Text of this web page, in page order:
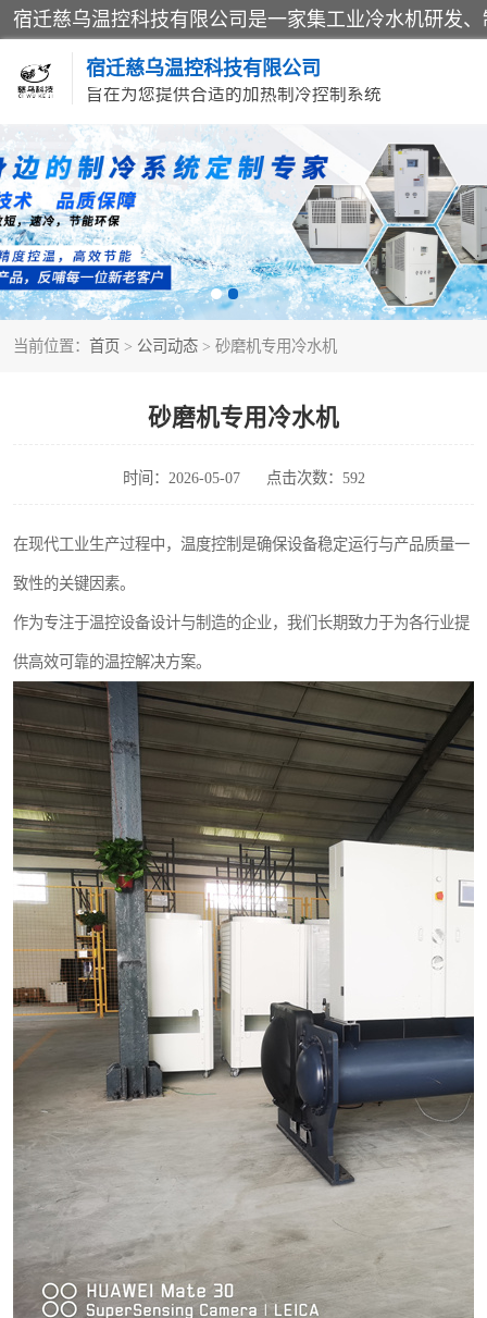
宿迁慈乌温控科技有限公司
旨在为您提供合适的加热制冷控制系统
当前位置： 首页 > 公司动态 > 砂磨机专用冷水机
砂磨机专用冷水机
时间：2026-05-07 点击次数：592
在现代工业生产过程中，温度控制是确保设备稳定运行与产品质量一
致性的关键因素。
作为专注于温控设备设计与制造的企业，我们长期致力于为各行业提
供高效可靠的温控解决方案。
冷水机
导热油加热器